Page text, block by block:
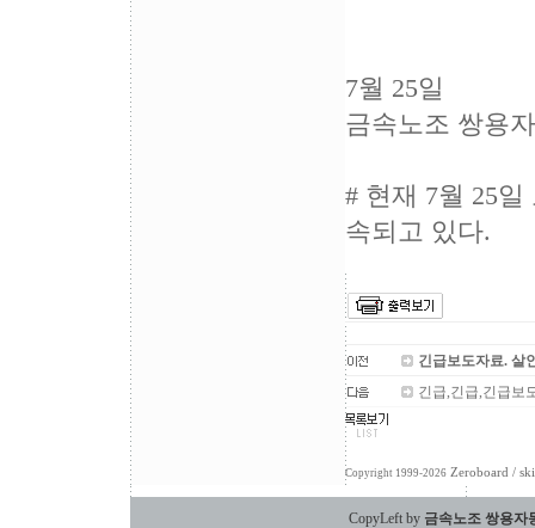
7월 25일
금속노조 쌍용
# 현재 7월 25
속되고 있다.
긴급보도자료. 살
긴급,긴급,긴급보
Copyright 1999-2026 Zeroboard /
CopyLeft by 금속노조 쌍용자